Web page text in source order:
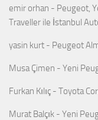
emir orhan - Peugeot,
Traveller ile İstanbul
yasin kurt - Peugeot
Musa Çimen - Yeni
Furkan Kılıç - Toyota
Murat Balçık - Yeni